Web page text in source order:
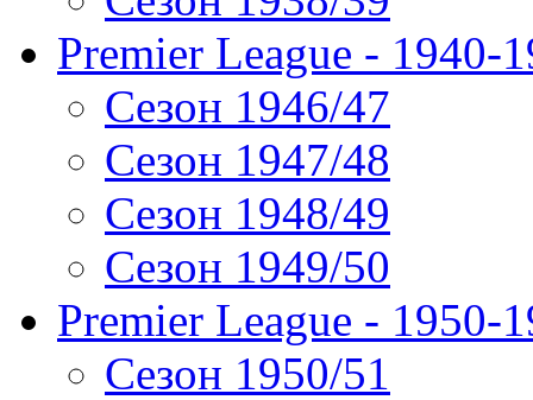
Premier League - 1940-
Сезон 1946/47
Сезон 1947/48
Сезон 1948/49
Сезон 1949/50
Premier League - 1950-
Сезон 1950/51